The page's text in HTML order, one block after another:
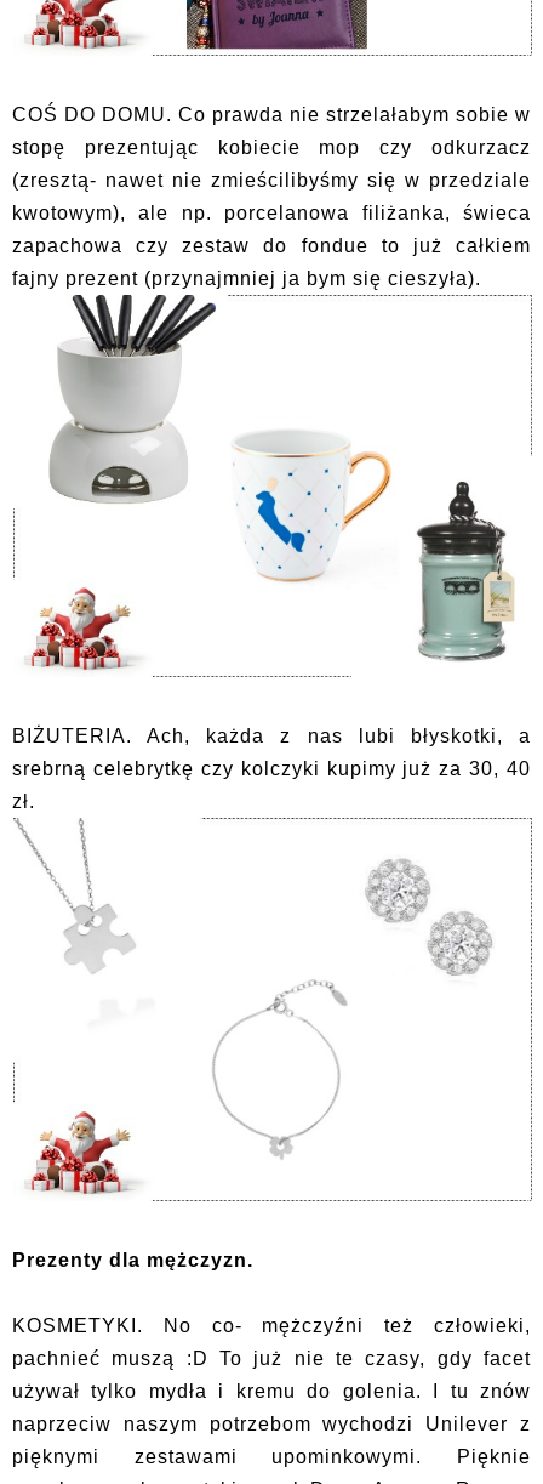
COŚ DO DOMU. Co prawda nie strzelałabym sobie w
stopę prezentując kobiecie mop czy odkurzacz
(zresztą- nawet nie zmieścilibyśmy się w przedziale
kwotowym), ale np. porcelanowa filiżanka, świeca
zapachowa czy zestaw do fondue to już całkiem
fajny prezent (przynajmniej ja bym się cieszyła).
BIŻUTERIA. Ach, każda z nas lubi błyskotki, a
srebrną celebrytkę czy kolczyki kupimy już za 30, 40
zł.
Prezenty dla mężczyzn.
KOSMETYKI. No co- mężczyźni też człowieki,
pachnieć muszą :D To już nie te czasy, gdy facet
używał tylko mydła i kremu do golenia. I tu znów
naprzeciw naszym potrzebom wychodzi Unilever z
pięknymi zestawami upominkowymi. Pięknie